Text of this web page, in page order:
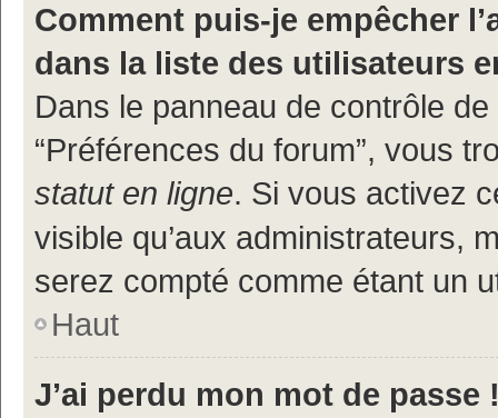
Comment puis-je empêcher
dans la liste des utilisateurs
Dans le panneau de contrôle
“Préférences du forum”, vous
statut en ligne. Si vous activez
visible qu’aux administrateurs,
serez compté comme étant un
Haut
J’ai perdu mon mot de passe